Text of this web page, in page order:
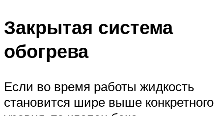
Закрытая система
обогрева
Если во время работы жидкость
становится шире выше конкретного